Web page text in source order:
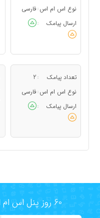
نوع اس ام اس : فارسی
ارسال پیامک
:
تعداد پیامک :
2
نوع اس ام اس : فارسی
ارسال پیامک
:
60 روز پنل اس ام اس رایگان، امتحان کنید!